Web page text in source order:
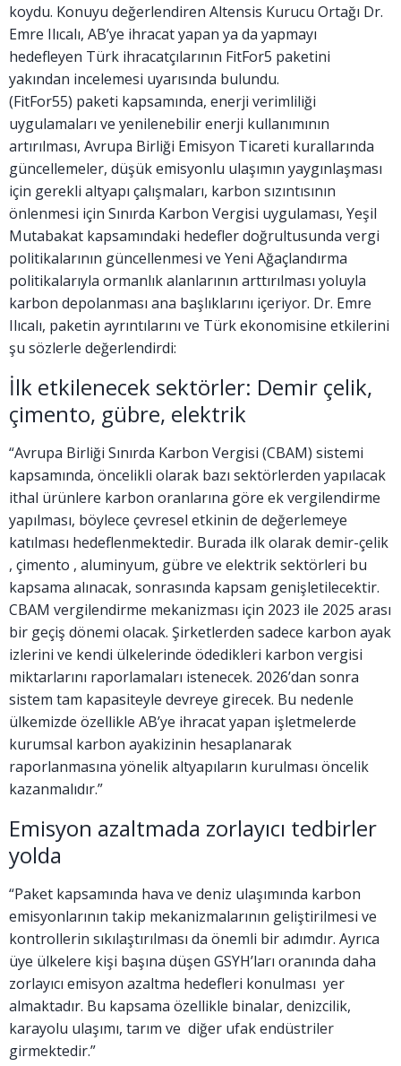
koydu. Konuyu değerlendiren Altensis Kurucu Ortağı Dr.
Emre Ilıcalı, AB’ye ihracat yapan ya da yapmayı
hedefleyen Türk ihracatçılarının FitFor5 paketini
yakından incelemesi uyarısında bulundu.
(FitFor55) paketi kapsamında, enerji verimliliği
uygulamaları ve yenilenebilir enerji kullanımının
artırılması, Avrupa Birliği Emisyon Ticareti kurallarında
güncellemeler, düşük emisyonlu ulaşımın yaygınlaşması
için gerekli altyapı çalışmaları, karbon sızıntısının
önlenmesi için Sınırda Karbon Vergisi uygulaması, Yeşil
Mutabakat kapsamındaki hedefler doğrultusunda vergi
politikalarının güncellenmesi ve Yeni Ağaçlandırma
politikalarıyla ormanlık alanlarının arttırılması yoluyla
karbon depolanması ana başlıklarını içeriyor. Dr. Emre
Ilıcalı, paketin ayrıntılarını ve Türk ekonomisine etkilerini
şu sözlerle değerlendirdi:
İlk etkilenecek sektörler: Demir çelik,
çimento, gübre, elektrik
“Avrupa Birliği Sınırda Karbon Vergisi (CBAM) sistemi
kapsamında, öncelikli olarak bazı sektörlerden yapılacak
ithal ürünlere karbon oranlarına göre ek vergilendirme
yapılması, böylece çevresel etkinin de değerlemeye
katılması hedeflenmektedir. Burada ilk olarak demir-çelik
, çimento , aluminyum, gübre ve elektrik sektörleri bu
kapsama alınacak, sonrasında kapsam genişletilecektir.
CBAM vergilendirme mekanizması için 2023 ile 2025 arası
bir geçiş dönemi olacak. Şirketlerden sadece karbon ayak
izlerini ve kendi ülkelerinde ödedikleri karbon vergisi
miktarlarını raporlamaları istenecek. 2026’dan sonra
sistem tam kapasiteyle devreye girecek. Bu nedenle
ülkemizde özellikle AB’ye ihracat yapan işletmelerde
kurumsal karbon ayakizinin hesaplanarak
raporlanmasına yönelik altyapıların kurulması öncelik
kazanmalıdır.”
Emisyon azaltmada zorlayıcı tedbirler
yolda
“Paket kapsamında hava ve deniz ulaşımında karbon
emisyonlarının takip mekanizmalarının geliştirilmesi ve
kontrollerin sıkılaştırılması da önemli bir adımdır. Ayrıca
üye ülkelere kişi başına düşen GSYH’ları oranında daha
zorlayıcı emisyon azaltma hedefleri konulması yer
almaktadır. Bu kapsama özellikle binalar, denizcilik,
karayolu ulaşımı, tarım ve diğer ufak endüstriler
girmektedir.”